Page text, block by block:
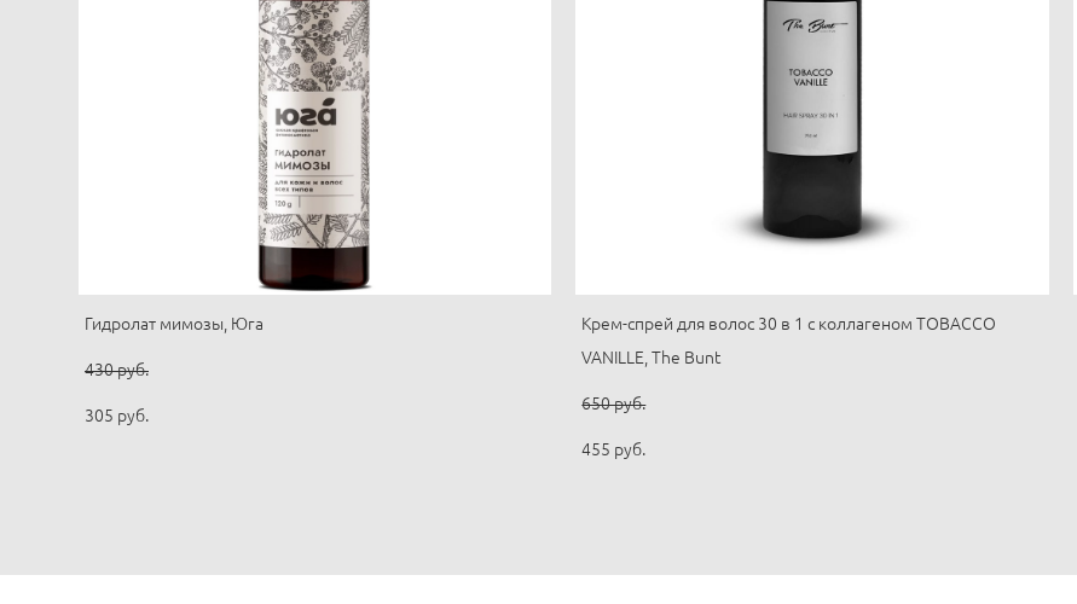
Гидролат мимозы, Юга
430 pуб.
305 pуб.
Крем-спрей для волос 30 в 1 с коллагеном TOBACCO
VANILLE, The Bunt
650 pуб.
455 pуб.